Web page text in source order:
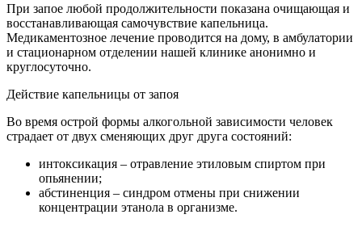
При запое любой продолжительности показана очищающая и
восстанавливающая самочувствие капельница.
Медикаментозное лечение проводится на дому, в амбулатории
и стационарном отделении нашей клинике анонимно и
круглосуточно.
Действие капельницы от запоя
Во время острой формы алкогольной зависимости человек
страдает от двух сменяющих друг друга состояний:
интоксикация – отравление этиловым спиртом при
опьянении;
абстиненция – синдром отмены при снижении
концентрации этанола в организме.